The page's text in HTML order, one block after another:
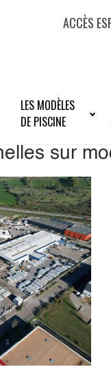
ACCÈS
LES MODÈLES
DE PISCINE
sur